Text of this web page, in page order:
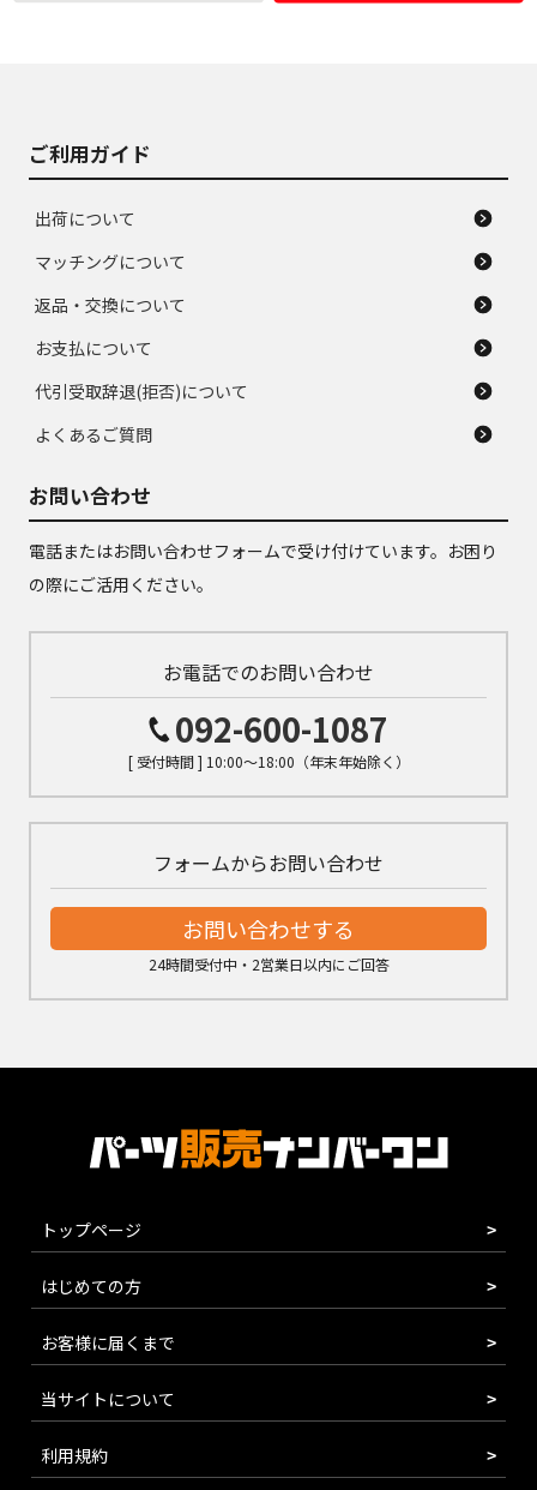
ご利用ガイド
出荷について
マッチングについて
返品・交換について
お支払について
代引受取辞退(拒否)について
よくあるご質問
お問い合わせ
電話またはお問い合わせフォームで受け付けています。お困り
の際にご活用ください。
お電話でのお問い合わせ
092-600-1087
[ 受付時間 ] 10:00～18:00（年末年始除く）
フォームからお問い合わせ
お問い合わせする
24時間受付中・2営業日以内にご回答
トップページ
はじめての方
お客様に届くまで
当サイトについて
利用規約